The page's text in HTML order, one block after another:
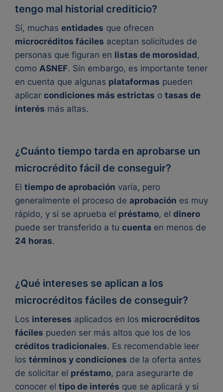
tengo mal historial crediticio?
Sí, muchas entidades que ofrecen
microcréditos fáciles aceptan solicitudes de
personas que figuran en listas de morosidad,
como ASNEF. Sin embargo, es importante tener
en cuenta que algunas plataformas pueden
aplicar condiciones más estrictas o tasas de
interés más altas.
¿Cuánto tiempo tarda en aprobarse un
microcrédito fácil de conseguir?
El tiempo de aprobación varía, pero
generalmente el proceso de aprobación es muy
rápido, y si se aprueba el préstamo, el dinero
puede ser transferido a tu cuenta en menos de
24 horas.
¿Qué intereses se aplican a los
microcréditos fáciles de conseguir?
Los intereses aplicados en los microcréditos
fáciles pueden ser más altos que los de los
créditos tradicionales. Es recomendable leer
los términos y condiciones de la oferta antes
de solicitar el préstamo, para asegurarte de
conocer el tipo de interés que se aplicará y si